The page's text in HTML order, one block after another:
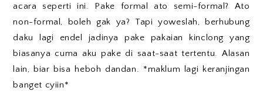
acara seperti ini. Pake formal ato semi-formal? Ato
non-formal, boleh gak ya? Tapi yoweslah, berhubung
daku lagi endel jadinya pake pakaian kinclong yang
biasanya cuma aku pake di saat-saat tertentu. Alasan
lain, biar bisa heboh dandan. *maklum lagi keranjingan
banget cyiin*